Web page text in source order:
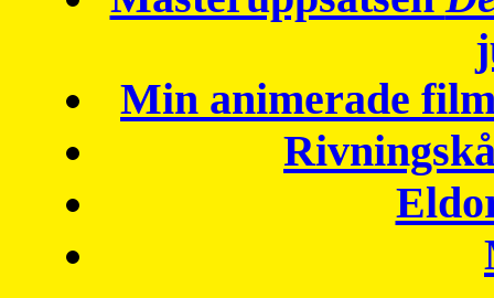
Min animerade